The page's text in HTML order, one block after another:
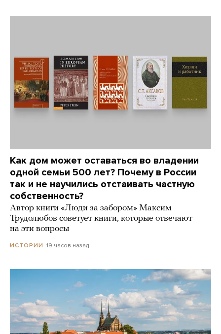
Как дом может оставаться во владении
одной семьи 500 лет? Почему в России
так и не научились отстаивать частную
собственность?
Автор книги «Люди за забором» Максим
Трудолюбов советует книги, которые отвечают
на эти вопросы
ИСТОРИИ 19 часов назад